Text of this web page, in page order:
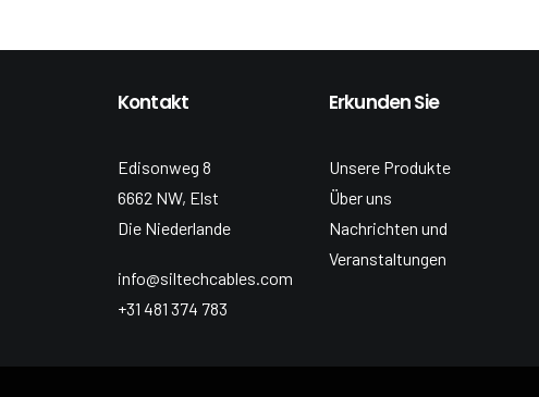
Kontakt
Edisonweg 8
6662 NW, Elst
Die Niederlande
info@siltechcables.com
+31 481 374 783
Erkunden Sie
Unsere Produkte
Über uns
Nachrichten und
Veranstaltungen